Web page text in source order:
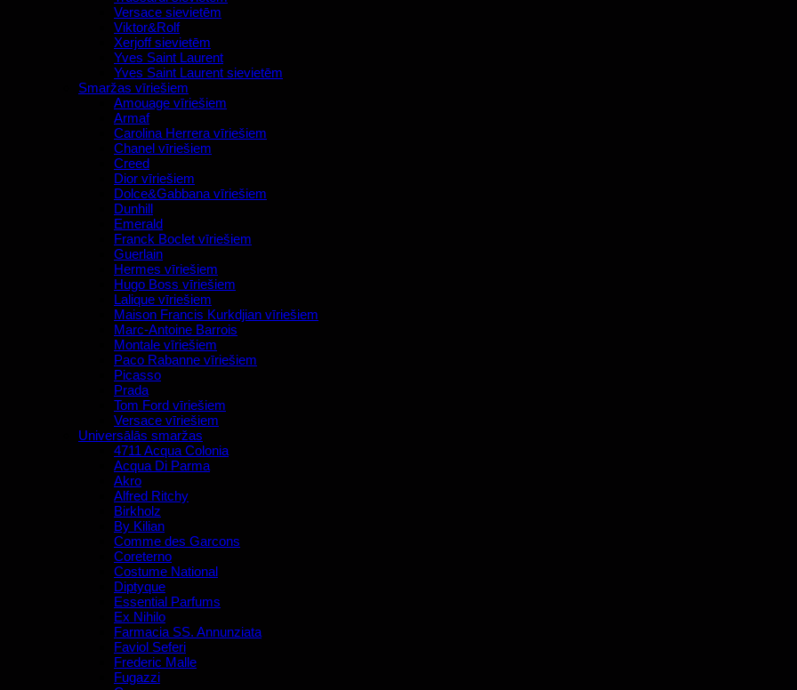
Versace sievietēm
Viktor&Rolf
Xerjoff sievietēm
Yves Saint Laurent
Yves Saint Laurent sievietēm
Smaržas vīriešiem
Amouage vīriešiem
Armaf
Carolina Herrera vīriešiem
Chanel vīriešiem
Creed
Dior vīriešiem
Dolce&Gabbana vīriešiem
Dunhill
Emerald
Franck Boclet vīriešiem
Guerlain
Hermes vīriešiem
Hugo Boss vīriešiem
Lalique vīriešiem
Maison Francis Kurkdjian vīriešiem
Marc-Antoine Barrois
Montale vīriešiem
Paco Rabanne vīriešiem
Picasso
Prada
Tom Ford vīriešiem
Versace vīriešiem
Universālās smaržas
4711 Acqua Colonia
Acqua Di Parma
Akro
Alfred Ritchy
Birkholz
By Kilian
Comme des Garcons
Coreterno
Costume National
Diptyque
Essential Parfums
Ex Nihilo
Farmacia SS. Annunziata
Faviol Seferi
Frederic Malle
Fugazzi